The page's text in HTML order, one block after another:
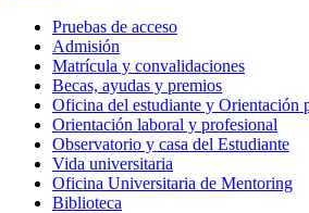
Pruebas de acceso
Admisión
Matrícula y convalidaciones
Becas, ayudas y premios
Oficina del estudiante y Orientación
Orientación laboral y profesional
Observatorio y casa del Estudiante
Vida universitaria
Oficina Universitaria de Mentoring
Biblioteca